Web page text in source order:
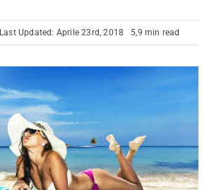
Last Updated: Aprile 23rd, 2018 5,9 min read